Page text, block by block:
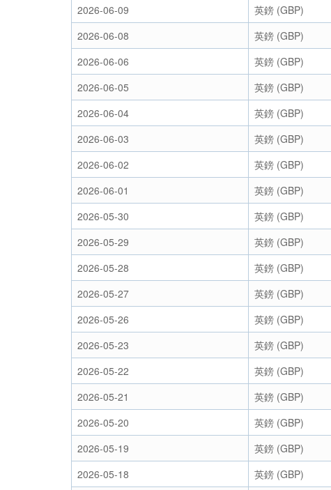
2026-06-09
英鎊 (GBP)
2026-06-08
英鎊 (GBP)
2026-06-06
英鎊 (GBP)
2026-06-05
英鎊 (GBP)
2026-06-04
英鎊 (GBP)
2026-06-03
英鎊 (GBP)
2026-06-02
英鎊 (GBP)
2026-06-01
英鎊 (GBP)
2026-05-30
英鎊 (GBP)
2026-05-29
英鎊 (GBP)
2026-05-28
英鎊 (GBP)
2026-05-27
英鎊 (GBP)
2026-05-26
英鎊 (GBP)
2026-05-23
英鎊 (GBP)
2026-05-22
英鎊 (GBP)
2026-05-21
英鎊 (GBP)
2026-05-20
英鎊 (GBP)
2026-05-19
英鎊 (GBP)
2026-05-18
英鎊 (GBP)